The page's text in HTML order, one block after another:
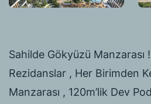
Sahilde Gökyüzü Manzarası
Rezidanslar , Her Birimden
Manzarası , 120m’lik Dev